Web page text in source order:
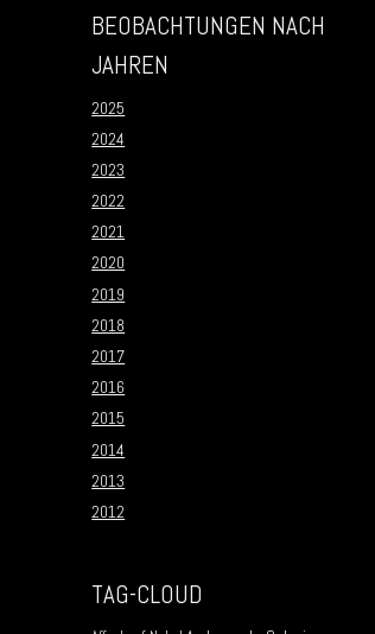
BEOBACHTUNGEN NACH
JAHREN
2025
2024
2023
2022
2021
2020
2019
2018
2017
2016
2015
2014
2013
2012
TAG-CLOUD